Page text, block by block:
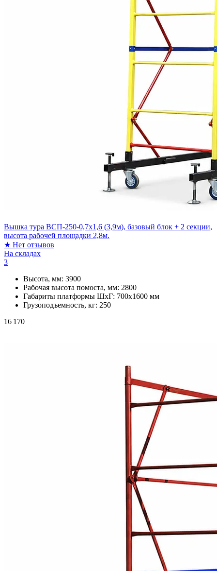
Вышка тура ВСП-250-0,7х1,6 (3,9м), базовый блок + 2 секции,
высота рабочей площадки 2,8м.
★ Нет отзывов
На складах
3
Высота, мм: 3900
Рабочая высота помоста, мм: 2800
Габариты платформы ШxГ: 700х1600 мм
Грузоподъемность, кг: 250
16 170